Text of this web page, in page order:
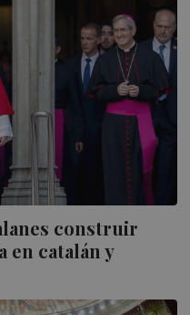
construir
en catalán y